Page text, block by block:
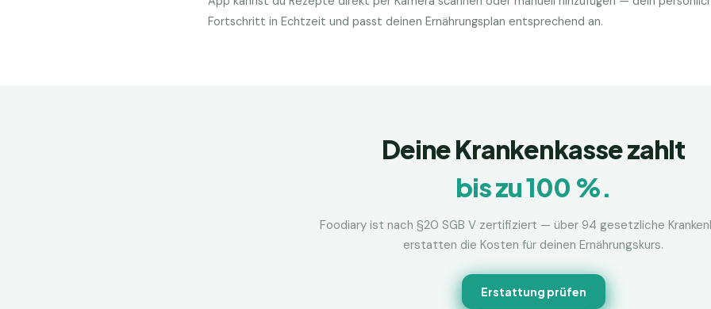
Fortschritt in Echtzeit und passt deinen Ernährungsplan entsprechend an.
Deine Krankenkasse zahlt
bis zu 100 %.
Foodiary ist nach §20 SGB V zertifiziert — über 94 gesetzliche
erstatten die Kosten für deinen Ernährungskurs.
Erstattung prüfen